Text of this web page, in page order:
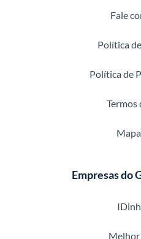
Fale
Política
Política de
Termos
Empresas do